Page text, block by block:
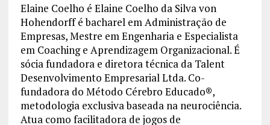
Elaine Coelho é Elaine Coelho da Silva von
Hohendorff é bacharel em Administração de
Empresas, Mestre em Engenharia e Especialista
em Coaching e Aprendizagem Organizacional. É
sócia fundadora e diretora técnica da Talent
Desenvolvimento Empresarial Ltda. Co-
fundadora do Método Cérebro Educado®,
metodologia exclusiva baseada na neurociência.
Atua como facilitadora de jogos de